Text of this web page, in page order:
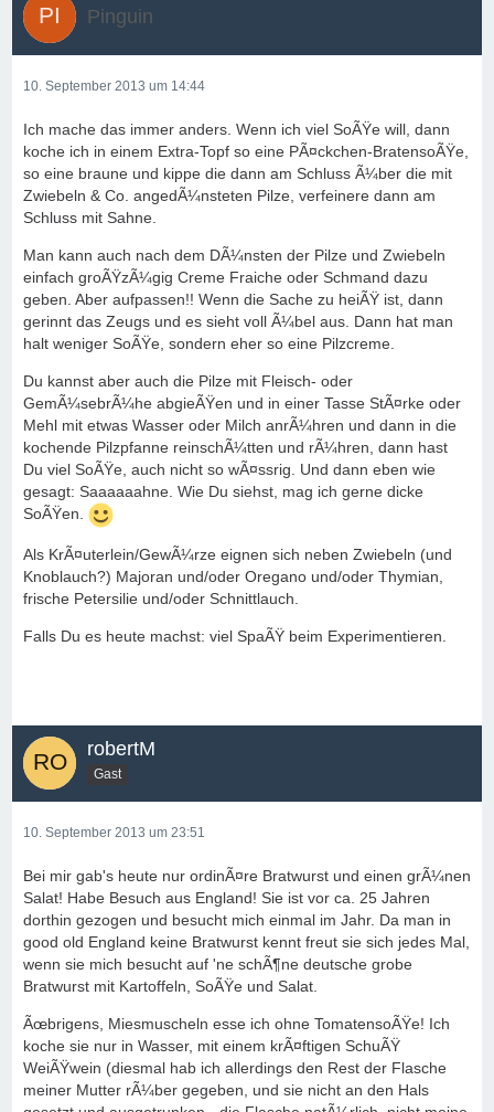
Pinguin
10. September 2013 um 14:44
Ich mache das immer anders. Wenn ich viel SoÃŸe will, dann
koche ich in einem Extra-Topf so eine PÃ¤ckchen-BratensoÃŸe,
so eine braune und kippe die dann am Schluss Ã¼ber die mit
Zwiebeln & Co. angedÃ¼nsteten Pilze, verfeinere dann am
Schluss mit Sahne.
Man kann auch nach dem DÃ¼nsten der Pilze und Zwiebeln
einfach groÃŸzÃ¼gig Creme Fraiche oder Schmand dazu
geben. Aber aufpassen!! Wenn die Sache zu heiÃŸ ist, dann
gerinnt das Zeugs und es sieht voll Ã¼bel aus. Dann hat man
halt weniger SoÃŸe, sondern eher so eine Pilzcreme.
Du kannst aber auch die Pilze mit Fleisch- oder
GemÃ¼sebrÃ¼he abgieÃŸen und in einer Tasse StÃ¤rke oder
Mehl mit etwas Wasser oder Milch anrÃ¼hren und dann in die
kochende Pilzpfanne reinschÃ¼tten und rÃ¼hren, dann hast
Du viel SoÃŸe, auch nicht so wÃ¤ssrig. Und dann eben wie
gesagt: Saaaaaahne. Wie Du siehst, mag ich gerne dicke
SoÃŸen.
Als KrÃ¤uterlein/GewÃ¼rze eignen sich neben Zwiebeln (und
Knoblauch?) Majoran und/oder Oregano und/oder Thymian,
frische Petersilie und/oder Schnittlauch.
Falls Du es heute machst: viel SpaÃŸ beim Experimentieren.
robertM
Gast
10. September 2013 um 23:51
Bei mir gab's heute nur ordinÃ¤re Bratwurst und einen grÃ¼nen
Salat! Habe Besuch aus England! Sie ist vor ca. 25 Jahren
dorthin gezogen und besucht mich einmal im Jahr. Da man in
good old England keine Bratwurst kennt freut sie sich jedes Mal,
wenn sie mich besucht auf 'ne schÃ¶ne deutsche grobe
Bratwurst mit Kartoffeln, SoÃŸe und Salat.
Ãœbrigens, Miesmuscheln esse ich ohne TomatensoÃŸe! Ich
koche sie nur in Wasser, mit einem krÃ¤ftigen SchuÃŸ
WeiÃŸwein (diesmal hab ich allerdings den Rest der Flasche
meiner Mutter rÃ¼ber gegeben, und sie nicht an den Hals